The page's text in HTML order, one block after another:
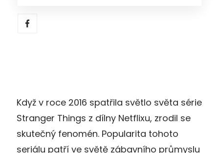
Když v roce 2016 spatřila světlo světa série
Stranger Things z dílny Netflixu, zrodil se
skutečný fenomén. Popularita tohoto
seriálu patří ve světě zábavního průmyslu